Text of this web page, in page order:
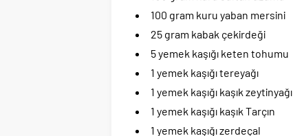
100 gram kuru yaban mersini
25 gram kabak çekirdeği
5 yemek kaşığı keten tohumu
1 yemek kaşığı tereyağı
1 yemek kaşığı kaşık zeytinyağı
1 yemek kaşığı kaşık Tarçın
1 yemek kaşığı zerdeçal